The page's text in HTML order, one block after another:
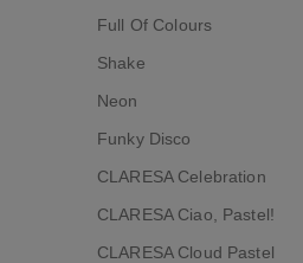
Full Of Colours
Shake
Neon
Funky Disco
CLARESA Celebration
CLARESA Ciao, Pastel!
CLARESA Cloud Pastel